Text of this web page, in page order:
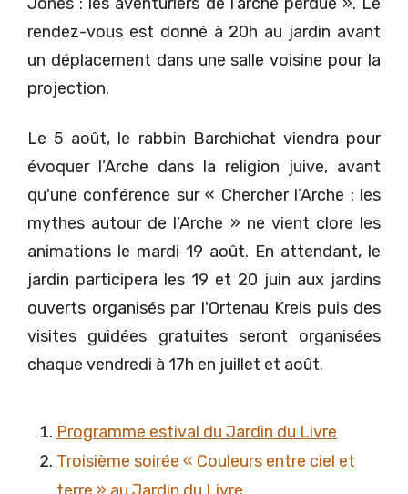
rendez-vous est donné à 20h au jardin avant
un déplacement dans une salle voisine pour la
projection.
Le 5 août, le rabbin Barchichat viendra pour
évoquer l’Arche dans la religion juive, avant
qu'une conférence sur « Chercher l’Arche : les
mythes autour de l’Arche » ne vient clore les
animations le mardi 19 août. En attendant, le
jardin participera les 19 et 20 juin aux jardins
ouverts organisés par l'Ortenau Kreis puis des
visites guidées gratuites seront organisées
chaque vendredi à 17h en juillet et août.
Programme estival du Jardin du Livre
Troisième soirée « Couleurs entre ciel et